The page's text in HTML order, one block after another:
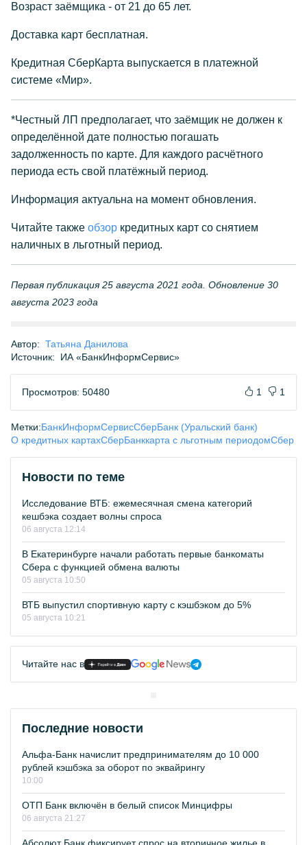
Возраст заёмщика - от 21 до 65 лет.
Доставка карт бесплатная.
Кредитная СберКарта выпускается в платежной
системе «Мир».
*Честный ЛП предполагает, что заёмщик не должен к
определённой дате полностью погашать
задолженность по карте. Для каждого расчётного
периода есть свой платёжный период.
Информация актуальна на момент обновления.
Читайте также обзор кредитных карт со снятием
наличных в льготный период.
Первая публикация 25 августа 2021 года. Обновление 30
августа 2023 года
Автор: Татьяна Данилова
Источник:
ИА «БанкИнформСервис»
Просмотров: 50480 1 1
Метки:БанкИнформСервисСберБанк (Уральский банк)
О кредитных картахСберБанккарта с льготным периодомСбер
Новости по теме
Исследование ВТБ: ежемесячная смена категорий
кешбэка создает волны спроса
06 августа 12:14
В Екатеринбурге начали работать первые банкоматы
Сбера с функцией обмена валюты
05 августа 10:50
ВТБ выпустил спортивную карту с кэшбэком до 5%
05 августа 10:21
Читайте нас в
Последние новости
Альфа-Банк начислит предпринимателям до 10 000
рублей кэшбэка за оборот по эквайрингу
10:00
ОТП Банк включён в белый список Минцифры
06 августа 21:27
Абсолют Банк фиксирует спрос на вторичное жилье в